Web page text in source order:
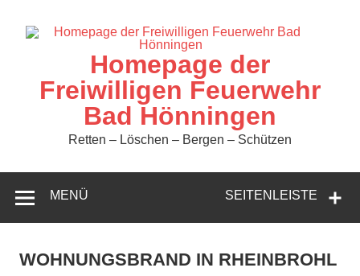
springen
Homepage der
Freiwilligen Feuerwehr
Bad Hönningen
Retten – Löschen – Bergen – Schützen
SEITENLEISTE
MENÜ
WOHNUNGSBRAND IN RHEINBROHL